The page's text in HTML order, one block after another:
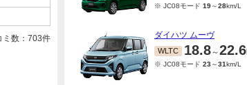
数： 703件
※ JC08モード 19～28km/L
ダイハツ ムーヴ
WLTC 18.8～22.6
※ JC08モード 23～31km/L